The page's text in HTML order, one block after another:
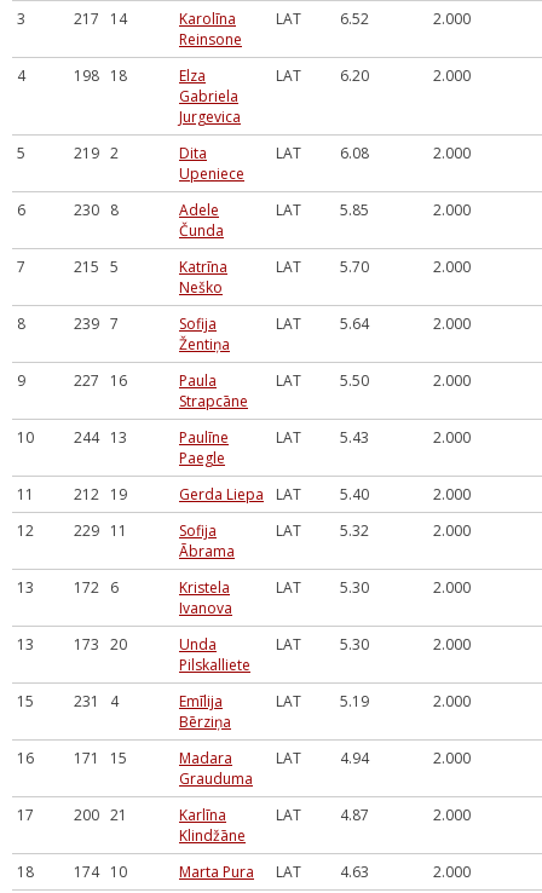
3 217 14
Karolīna
Reinsone
LAT 6.52 2.000
4 198 18
Elza
Gabriela
Jurgevica
LAT 6.20 2.000
5 219 2
Dita
Upeniece
LAT 6.08 2.000
6 230 8
Adele
Čunda
LAT 5.85 2.000
7 215 5
Katrīna
Neško
LAT 5.70 2.000
8 239 7
Sofija
Žentiņa
LAT 5.64 2.000
9 227 16
Paula
Strapcāne
LAT 5.50 2.000
10 244 13
Paulīne
Paegle
LAT 5.43 2.000
11 212 19 Gerda Liepa LAT 5.40
2.000
12
229 11
Sofija
Ābrama
LAT 5.32 2.000
13 172 6
Kristela
Ivanova
LAT 5.30 2.000
13 173 20
Unda
Pilskalliete
LAT 5.30 2.000
15 231 4
Emīlija
Bērziņa
LAT 5.19 2.000
16 171 15
Madara
Grauduma
LAT 4.94 2.000
17 200 21
Karlīna
Klindžāne
LAT 4.87 2.000
18 174 10 Marta Pura LAT 4.63
2.000